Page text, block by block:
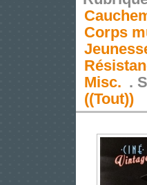
Corps
Misc. .
((Tout))